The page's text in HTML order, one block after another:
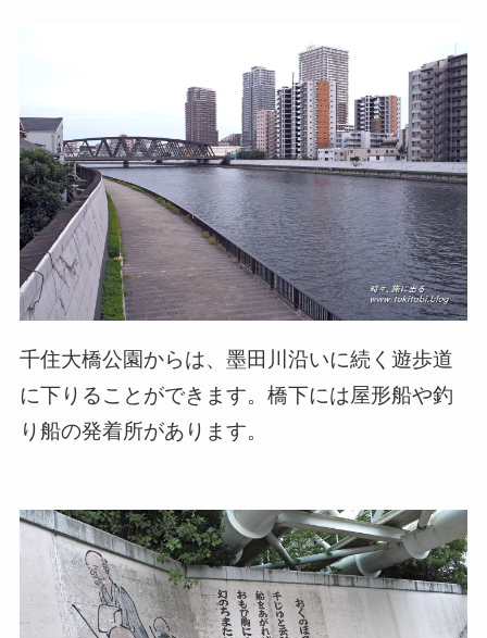
千住大橋公園からは、墨田川沿いに続く遊歩道
に下りることができます。橋下には屋形船や釣
り船の発着所があります。